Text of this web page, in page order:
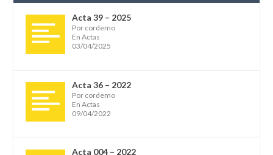
Acta 39 – 2025
Por cordemo
En Actas
03/04/2025
Acta 36 – 2022
Por cordemo
En Actas
09/04/2022
Acta 004 – 2022